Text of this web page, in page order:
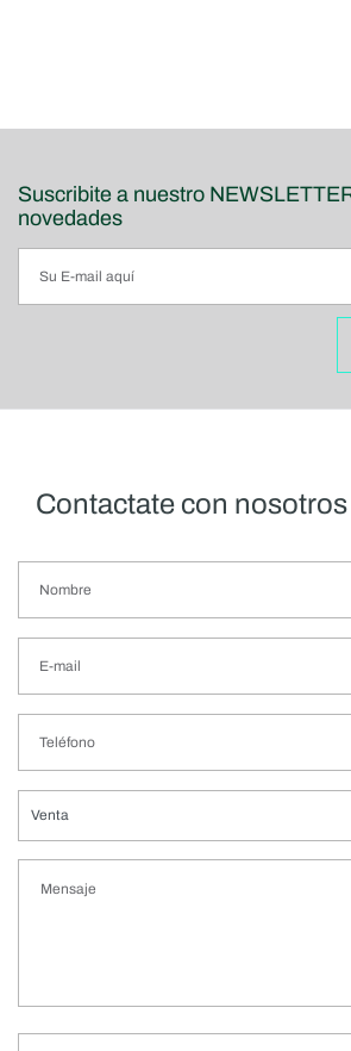
Suscribite a nuestro
novedades
Contactate con nosotros
Venta